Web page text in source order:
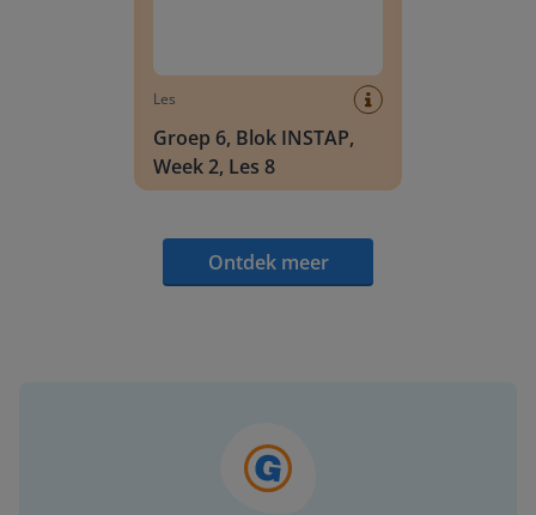
Les
Groep 6, Blok INSTAP,
Week 2, Les 8
Ontdek meer